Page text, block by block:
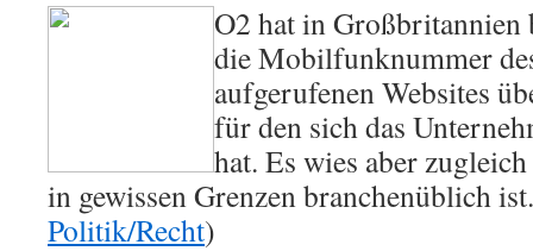
O2 hat in
die Mobilfunknummer
aufgerufenen Websites
für den sich das
hat. Es wies aber
in gewissen Grenzen branchenüblich
Politik/Recht)